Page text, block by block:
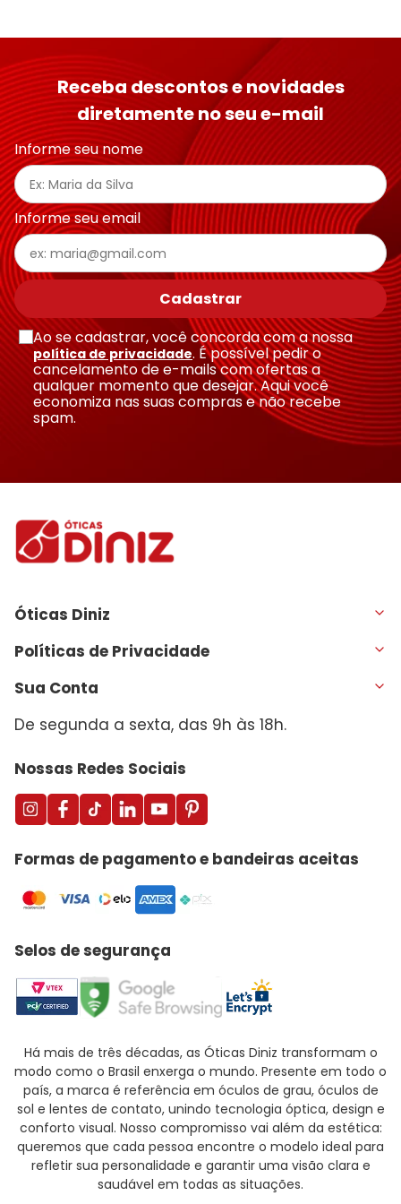
Receba descontos e novidades
diretamente no seu e-mail
Informe seu nome
Informe seu email
Cadastrar
Ao se cadastrar, você concorda com a nossa
política de privacidade. É possível pedir o
cancelamento de e-mails com ofertas a
qualquer momento que desejar. Aqui você
economiza nas suas compras e não recebe
spam.
Óticas Diniz
Políticas de Privacidade
Sua Conta
De segunda a sexta, das 9h às 18h.
Nossas Redes Sociais
Formas de pagamento e bandeiras aceitas
Selos de segurança
Há mais de três décadas, as Óticas Diniz transformam o
modo como o Brasil enxerga o mundo. Presente em todo o
país, a marca é referência em óculos de grau, óculos de
sol e lentes de contato, unindo tecnologia óptica, design e
conforto visual. Nosso compromisso vai além da estética:
queremos que cada pessoa encontre o modelo ideal para
refletir sua personalidade e garantir uma visão clara e
saudável em todas as situações.